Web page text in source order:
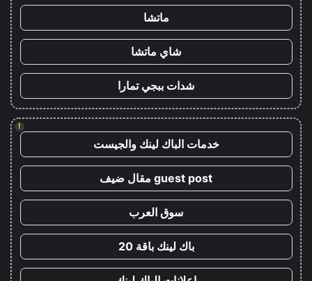
ماتشا
شاي ماتشا
شدات ببجي تمارا
!
خدمات الباك لينك والجيست
guest post مقال ضيف
سوق العرب
باك لينك باقة 20